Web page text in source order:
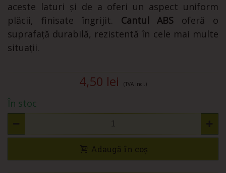
aceste laturi și de a oferi un aspect uniform
plăcii, finisate îngrijit. Cantul ABS oferă o
suprafață durabilă, rezistentă în cele mai multe
situații.
4,50 lei (TVA incl.)
În stoc
Adaugă în coș